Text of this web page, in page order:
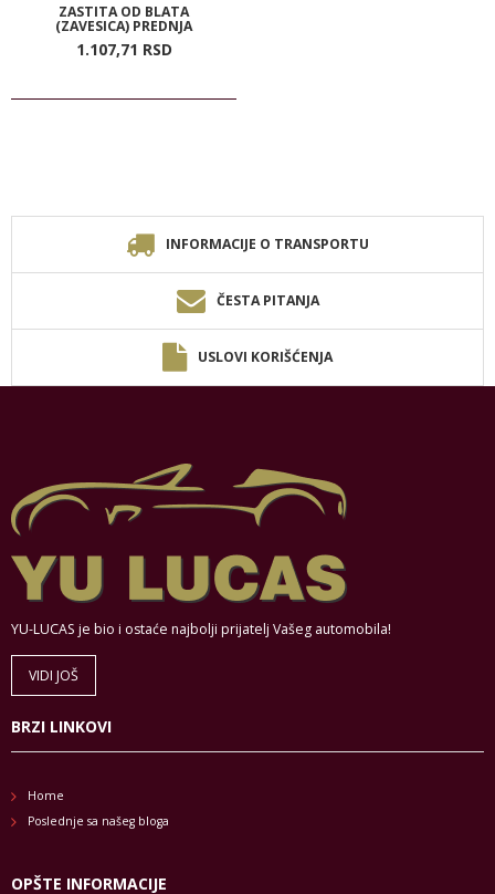
ZASTITA OD BLATA
(ZAVESICA) PREDNJA
1.107,71 RSD
INFORMACIJE O TRANSPORTU
ČESTA PITANJA
USLOVI KORIŠĆENJA
YU-LUCAS je bio i ostaće najbolji prijatelj Vašeg automobila!
VIDI JOŠ
BRZI LINKOVI
Home
Poslednje sa našeg bloga
OPŠTE INFORMACIJE